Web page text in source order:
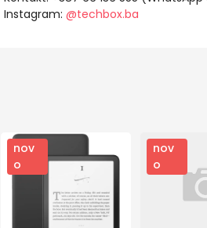
Instagram: @techbox.ba
nov
o
nov
o